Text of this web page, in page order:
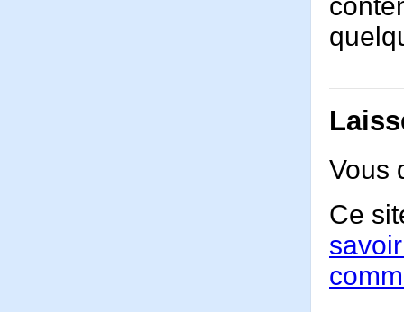
Vous
Ce